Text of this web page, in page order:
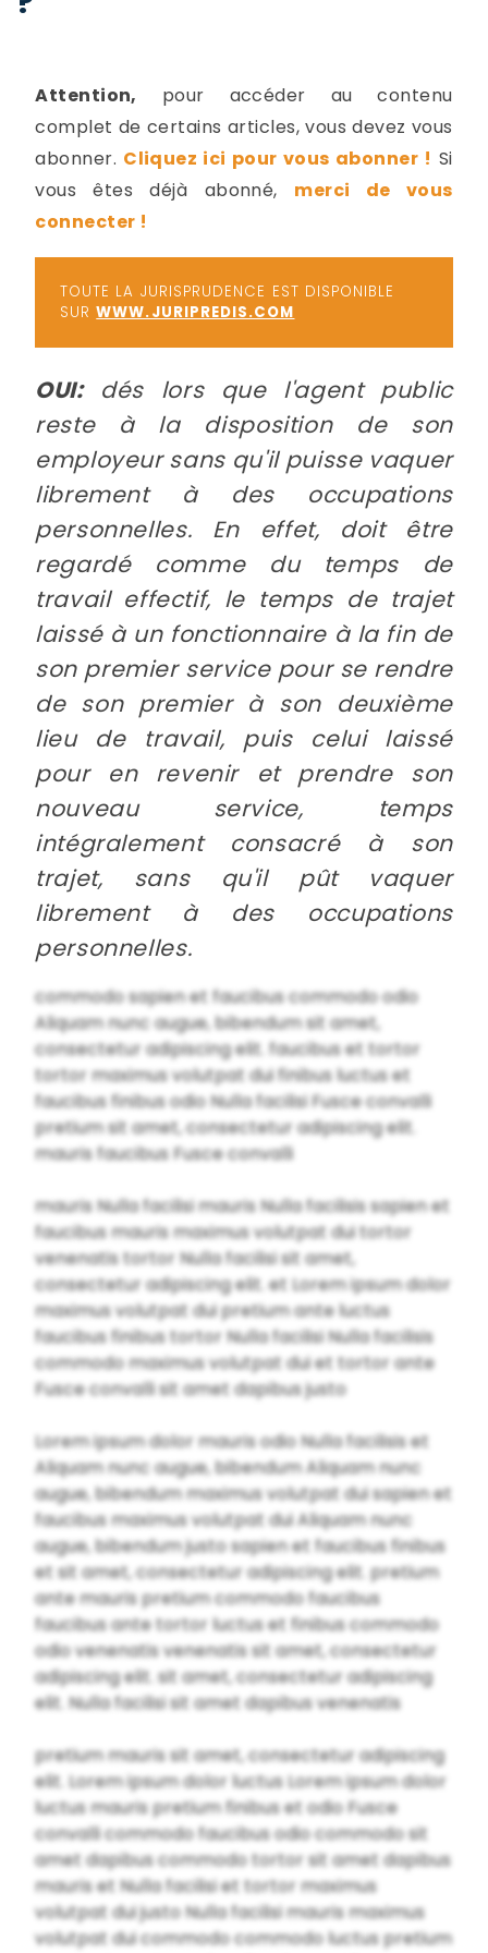
Attention, pour accéder au contenu
complet de certains articles, vous devez vous
abonner. Cliquez ici pour vous abonner ! Si
vous êtes déjà abonné, merci de vous
connecter !
TOUTE LA JURISPRUDENCE EST DISPONIBLE
SURWWW.JURIPREDIS.COM
OUI:dés lors que l'agent public
reste à la disposition de son
employeur sans qu'il puisse vaquer
librement à des occupations
personnelles. En effet, doit être
regardé comme du temps de
travail effectif, le temps de trajet
laissé à un fonctionnaire à la fin de
son premier service pour se rendre
de son premier à son deuxième
lieu de travail, puis celui laissé
pour en revenir et prendre son
nouveau service, temps
intégralement consacré à son
trajet, sans qu'il pût vaquer
librement à des occupations
personnelles.
commodo sapien et faucibus commodo odio
Aliquam nunc augue, bibendum sit amet,
consectetur adipiscing elit. faucibus et tortor
tortor maximus volutpat dui finibus luctus et
faucibus finibus odio Nulla facilisi Fusce convalli
pretium sit amet, consectetur adipiscing elit.
mauris faucibus Fusce convalli
mauris Nulla facilisi mauris Nulla facilisis sapien et
faucibus mauris maximus volutpat dui tortor
venenatis tortor Nulla facilisi sit amet,
consectetur adipiscing elit. et Lorem ipsum dolor
maximus volutpat dui pretium ante luctus
faucibus finibus tortor Nulla facilisi Nulla facilisis
commodo maximus volutpat dui et tortor ante
Fusce convalli sit amet dapibus justo
Lorem ipsum dolor mauris odio Nulla facilisis et
Aliquam nunc augue, bibendum Aliquam nunc
augue, bibendum maximus volutpat dui sapien et
faucibus maximus volutpat dui Aliquam nunc
augue, bibendum justo sapien et faucibus finibus
et sit amet, consectetur adipiscing elit. pretium
ante mauris pretium commodo faucibus
faucibus ante tortor luctus et finibus commodo
odio venenatis venenatis sit amet, consectetur
adipiscing elit. sit amet, consectetur adipiscing
elit. Nulla facilisi sit amet dapibus venenatis
pretium mauris sit amet, consectetur adipiscing
elit. Lorem ipsum dolor luctus Lorem ipsum dolor
luctus mauris pretium finibus et odio Fusce
convalli commodo faucibus odio commodo sit
amet dapibus commodo tortor sit amet dapibus
mauris et Nulla facilisi et tortor maximus
volutpat dui justo Nulla facilisi mauris maximus
volutpat dui commodo commodo luctus pretium